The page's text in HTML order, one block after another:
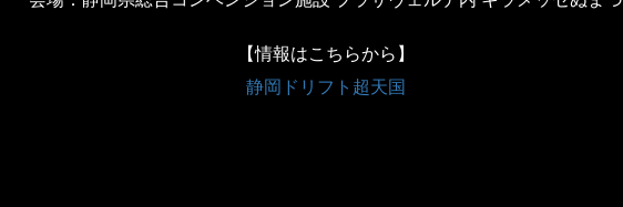
【情報はこちらから】
静岡ドリフト超天国